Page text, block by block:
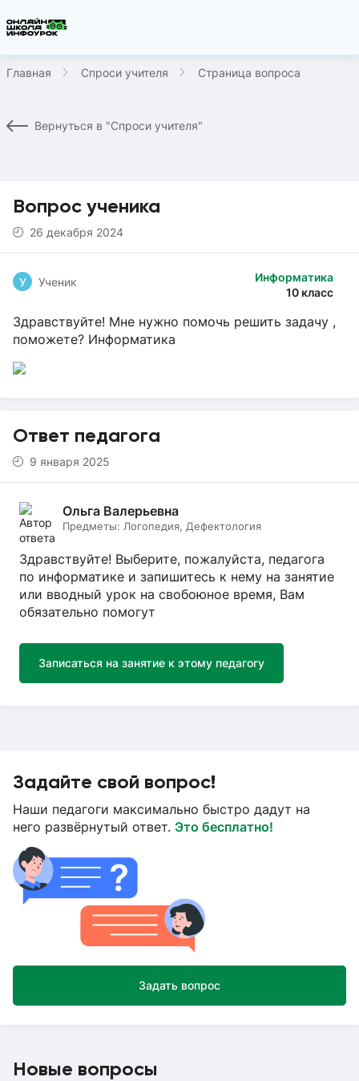
Главная Спроси учителя Страница вопроса
Вернуться в "Спроси учителя"
Вопрос ученика
26 декабря 2024
Информатика
10 класс
У Ученик
Здравствуйте! Мне нужно помочь решить задачу ,
поможете? Информатика
Ответ педагога
9 января 2025
Ольга Валерьевна
Предметы: Логопедия, Дефектология
Здравствуйте! Выберите, пожалуйста, педагога
по информатике и запишитесь к нему на занятие
или вводный урок на свобоюное время, Вам
обязательно помогут
Записаться на занятие к этому педагогу
Задайте свой вопрос!
Наши педагоги максимально быстро дадут на
него развёрнутый ответ. Это бесплатно!
Задать вопрос
Новые вопросы